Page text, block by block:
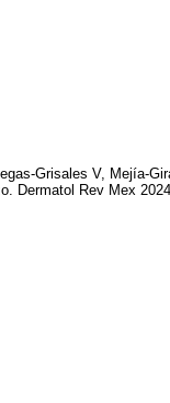
Grisales V, Mejía-
Dermatol Rev Mex